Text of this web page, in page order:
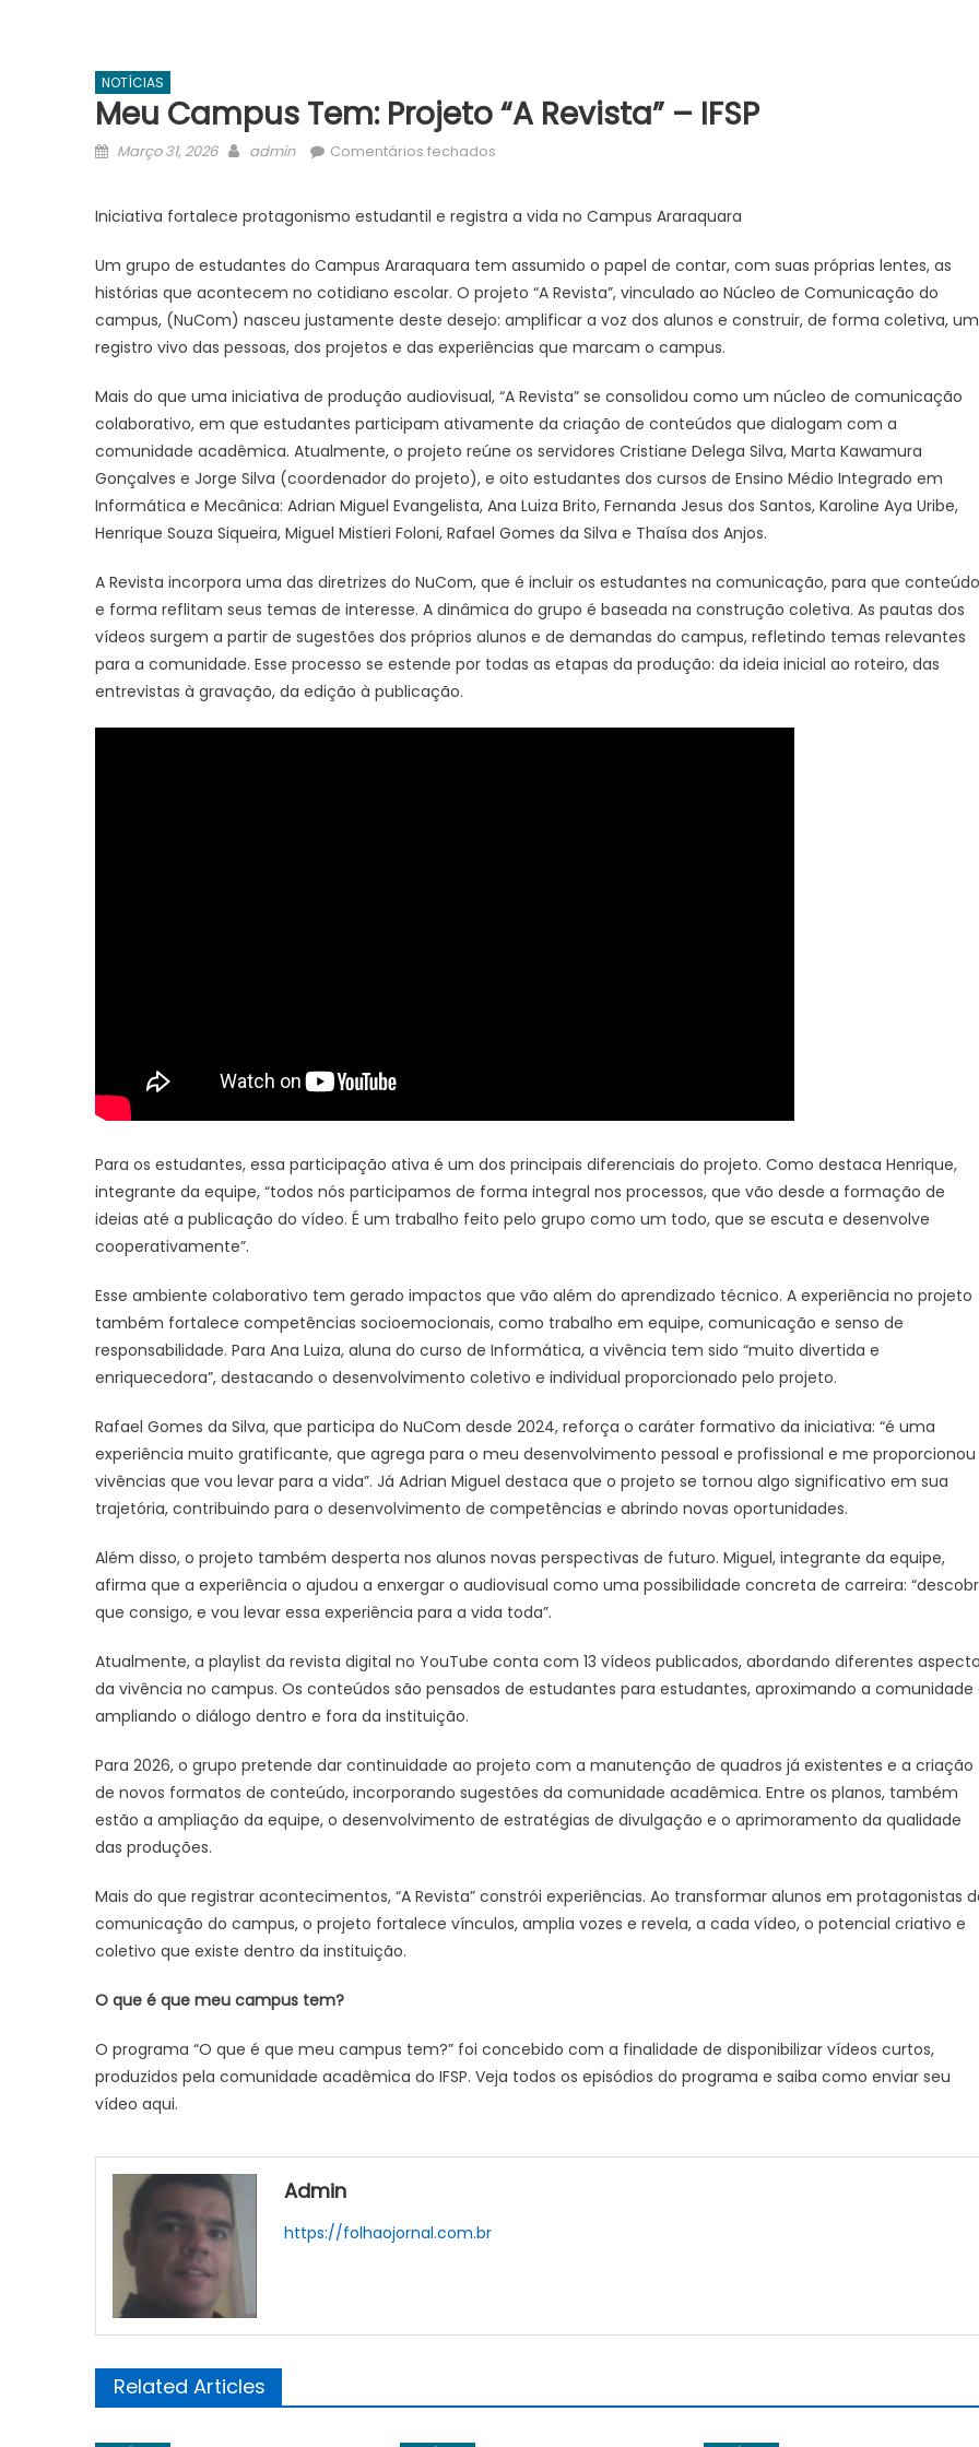
NOTÍCIAS
Meu Campus Tem: Projeto “A Revista” – IFSP
Posted
Março 31, 2026 Author
admin Comentários fechados
tem:
“A
Revista”
–
IFSP
Iniciativa fortalece protagonismo estudantil e registra a vida no Campus Araraquara
Um grupo de estudantes do Campus Araraquara tem assumido o papel de contar, com suas próprias lentes, as
histórias que acontecem no cotidiano escolar. O projeto “A Revista”, vinculado ao Núcleo de Comunicação do
campus, (NuCom) nasceu justamente deste desejo: amplificar a voz dos alunos e construir, de forma coletiva, um
registro vivo das pessoas, dos projetos e das experiências que marcam o campus.
Mais do que uma iniciativa de produção audiovisual, “A Revista” se consolidou como um núcleo de comunicação
colaborativo, em que estudantes participam ativamente da criação de conteúdos que dialogam com a
comunidade acadêmica. Atualmente, o projeto reúne os servidores Cristiane Delega Silva, Marta Kawamura
Gonçalves e Jorge Silva (coordenador do projeto), e oito estudantes dos cursos de Ensino Médio Integrado em
Informática e Mecânica: Adrian Miguel Evangelista, Ana Luiza Brito, Fernanda Jesus dos Santos, Karoline Aya Uribe,
Henrique Souza Siqueira, Miguel Mistieri Foloni, Rafael Gomes da Silva e Thaísa dos Anjos.
A Revista incorpora uma das diretrizes do NuCom, que é incluir os estudantes na comunicação, para que conteúdo
e forma reflitam seus temas de interesse. A dinâmica do grupo é baseada na construção coletiva. As pautas dos
vídeos surgem a partir de sugestões dos próprios alunos e de demandas do campus, refletindo temas relevantes
para a comunidade. Esse processo se estende por todas as etapas da produção: da ideia inicial ao roteiro, das
entrevistas à gravação, da edição à publicação.
Para os estudantes, essa participação ativa é um dos principais diferenciais do projeto. Como destaca Henrique,
integrante da equipe, “todos nós participamos de forma integral nos processos, que vão desde a formação de
ideias até a publicação do vídeo. É um trabalho feito pelo grupo como um todo, que se escuta e desenvolve
cooperativamente”.
Esse ambiente colaborativo tem gerado impactos que vão além do aprendizado técnico. A experiência no projeto
também fortalece competências socioemocionais, como trabalho em equipe, comunicação e senso de
responsabilidade. Para Ana Luiza, aluna do curso de Informática, a vivência tem sido “muito divertida e
enriquecedora”, destacando o desenvolvimento coletivo e individual proporcionado pelo projeto.
Rafael Gomes da Silva, que participa do NuCom desde 2024, reforça o caráter formativo da iniciativa: “é uma
experiência muito gratificante, que agrega para o meu desenvolvimento pessoal e profissional e me proporcionou
vivências que vou levar para a vida”. Já Adrian Miguel destaca que o projeto se tornou algo significativo em sua
trajetória, contribuindo para o desenvolvimento de competências e abrindo novas oportunidades.
Além disso, o projeto também desperta nos alunos novas perspectivas de futuro. Miguel, integrante da equipe,
afirma que a experiência o ajudou a enxergar o audiovisual como uma possibilidade concreta de carreira:
que consigo, e vou levar essa experiência para a vida toda”.
Atualmente, a playlist da revista digital no YouTube conta com 13 vídeos publicados, abordando diferentes
da vivência no campus. Os conteúdos são pensados de estudantes para estudantes, aproximando a comunidade
ampliando o diálogo dentro e fora da instituição.
Para 2026, o grupo pretende dar continuidade ao projeto com a manutenção de quadros já existentes e a criação
de novos formatos de conteúdo, incorporando sugestões da comunidade acadêmica. Entre os planos, também
estão a ampliação da equipe, o desenvolvimento de estratégias de divulgação e o aprimoramento da qualidade
das produções.
Mais do que registrar acontecimentos, “A Revista” constrói experiências. Ao transformar alunos em protagonistas
comunicação do campus, o projeto fortalece vínculos, amplia vozes e revela, a cada vídeo, o potencial criativo e
coletivo que existe dentro da instituição.
O que é que meu campus tem?
O programa “O que é que meu campus tem?” foi concebido com a finalidade de disponibilizar vídeos curtos,
produzidos pela comunidade acadêmica do IFSP. Veja todos os episódios do programa e saiba como enviar seu
vídeo aqui.
Admin
https://folhaojornal.com.br
Related Articles